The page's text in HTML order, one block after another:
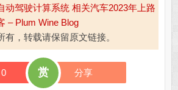
动驾驶计算系统 相关汽车2023年上路
– Plum Wine Blog
有，转载请保留原文链接。
0 赏 分享